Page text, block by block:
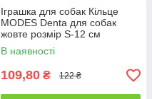
Іграшка для собак Кільце
MODES Denta для собак
жовте розмір S-12 см
В наявності
109,80 ₴ 122 ₴